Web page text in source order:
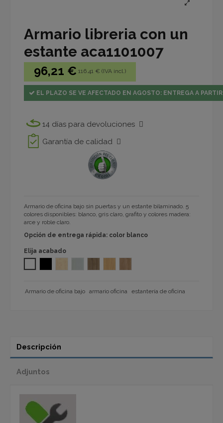
Armario libreria con un
estante aca1101007
96,21 € 116.41 € (IVA incl.)
EL PLAZO SE VE AFECTADO EN AGOSTO: ENTREGA A
14 días para devoluciones
Garantía de calidad
Armario de oficina bajo sin puertas y un estante bilaminado. 5
colores disponibles: blanco, gris claro, grafito y colores madera:
arce y roble claro.
Opción de entrega rápida: color blanco
Elija acabado
Armario de oficina bajo armario oficina estantería de oficina
Descripción
Adjuntos